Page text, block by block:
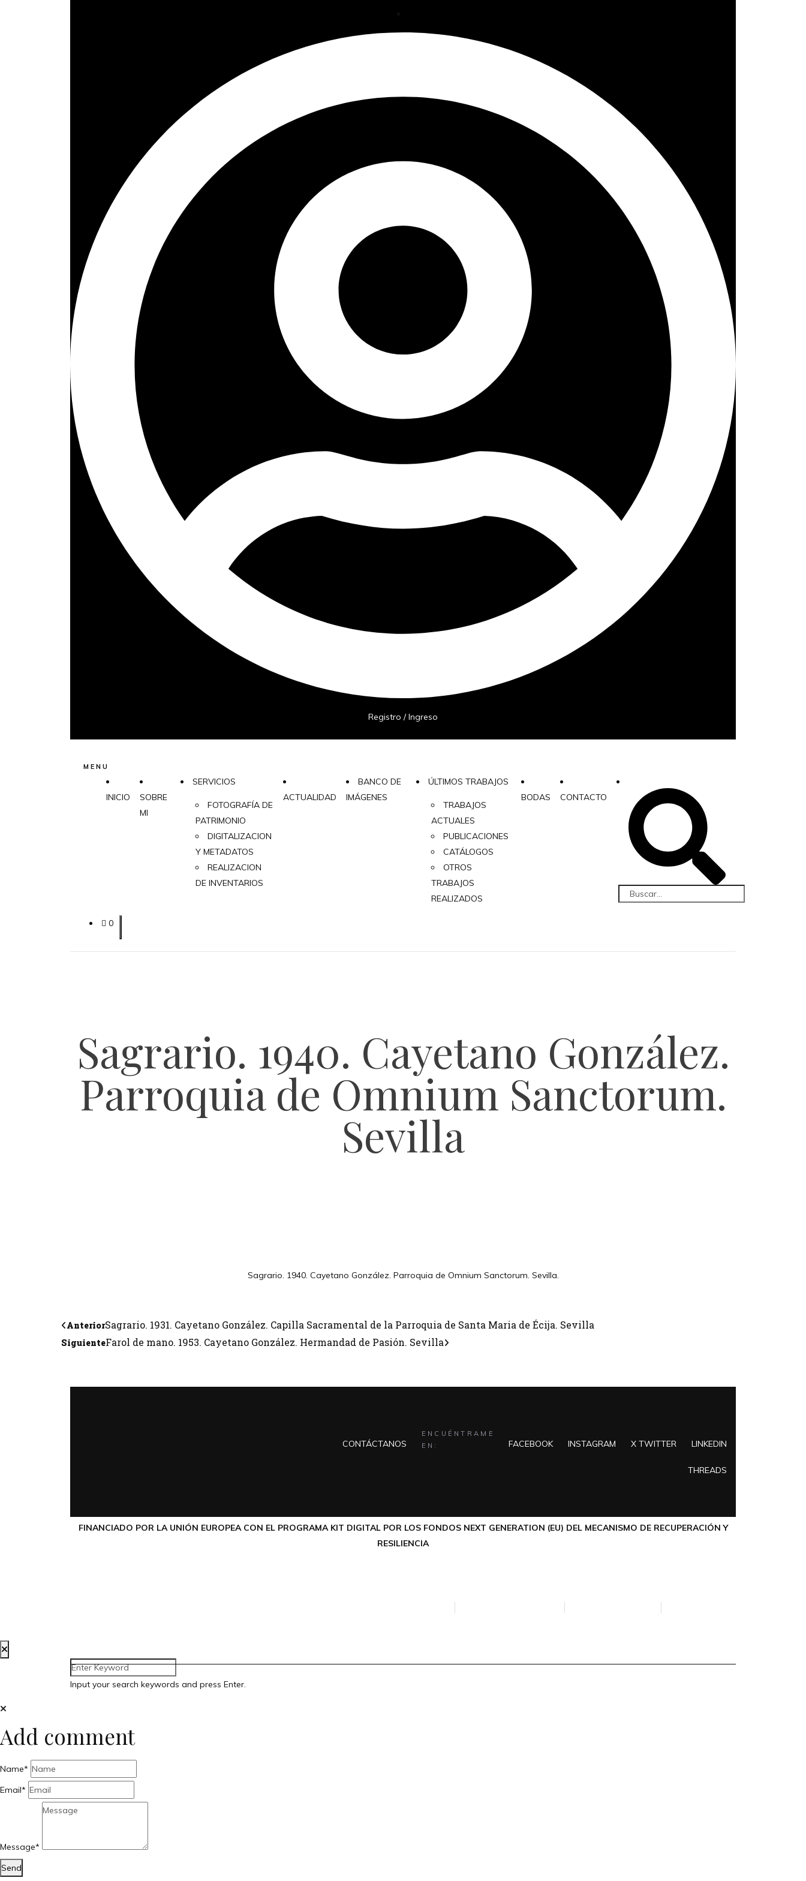
Registro / Ingreso
MENU
INICIO
SOBRE
MI
SERVICIOS
FOTOGRAFÍA DE
PATRIMONIO
DIGITALIZACION
Y METADATOS
REALIZACION
DE INVENTARIOS
ACTUALIDAD
BANCO DE
IMÁGENES
ÚLTIMOS TRABAJOS
TRABAJOS
ACTUALES
PUBLICACIONES
CATÁLOGOS
OTROS
TRABAJOS
REALIZADOS
BODAS CONTACTO
0
Sagrario. 1940. Cayetano González.
Parroquia de Omnium Sanctorum.
Sevilla
Sagrario. 1940. Cayetano González. Parroquia de Omnium Sanctorum. Sevilla.
AnteriorSagrario. 1931. Cayetano González. Capilla Sacramental de la Parroquia de Santa Maria de Écija. Sevilla
SiguienteFarol de mano. 1953. Cayetano González. Hermandad de Pasión. Sevilla
CONTÁCTANOS
ENCUÉNTRAME
EN:
FACEBOOK INSTAGRAM X TWITTER LINKEDIN
THREADS
FINANCIADO POR LA UNIÓN EUROPEA CON EL PROGRAMA KIT DIGITAL POR LOS FONDOS NEXT GENERATION (EU) DEL MECANISMO DE RECUPERACIÓN Y
RESILIENCIA
Input your search keywords and press Enter.
Add comment
Name*
Email*
Message*
Send